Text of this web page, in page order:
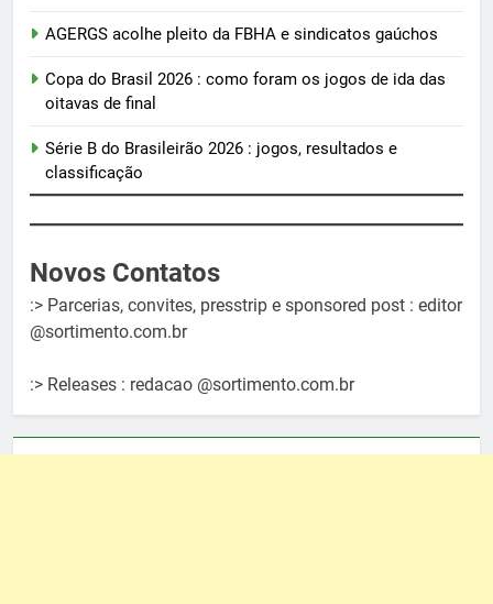
AGERGS acolhe pleito da FBHA e sindicatos gaúchos
Copa do Brasil 2026 : como foram os jogos de ida das
oitavas de final
Série B do Brasileirão 2026 : jogos, resultados e
classificação
Novos Contatos
:> Parcerias, convites, presstrip e sponsored post : editor
@sortimento.com.br
:> Releases : redacao @sortimento.com.br